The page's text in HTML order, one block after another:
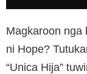
Magkaroon nga
ni Hope?
“Unica Hija”